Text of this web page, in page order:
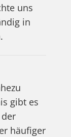
uns
in
gibt es
häufiger